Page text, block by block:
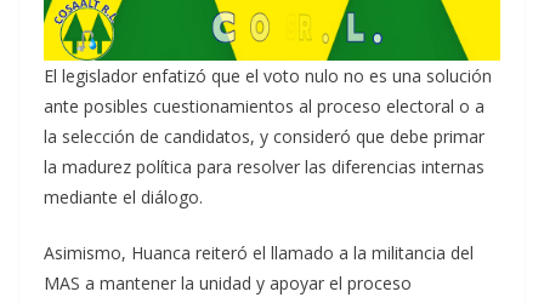
El legislador enfatizó que el voto nulo no es una solución
ante posibles cuestionamientos al proceso electoral o a
la selección de candidatos, y consideró que debe primar
la madurez política para resolver las diferencias internas
mediante el diálogo.
Asimismo, Huanca reiteró el llamado a la militancia del
MAS a mantener la unidad y apoyar el proceso